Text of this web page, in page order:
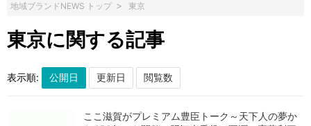
地域ブランドNEWS トップ 東京
東京に関する記事
表示順:
ここ滋賀がプレミアム豊臣トーク～天下人の夢か